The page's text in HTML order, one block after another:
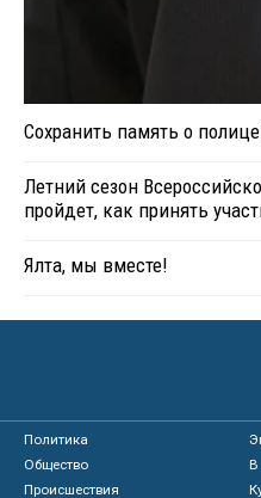
Сохранить память о
Летний сезон
пройдет, как принять
Ялта, мы вместе!
Политика
Общество
В
Происшествия